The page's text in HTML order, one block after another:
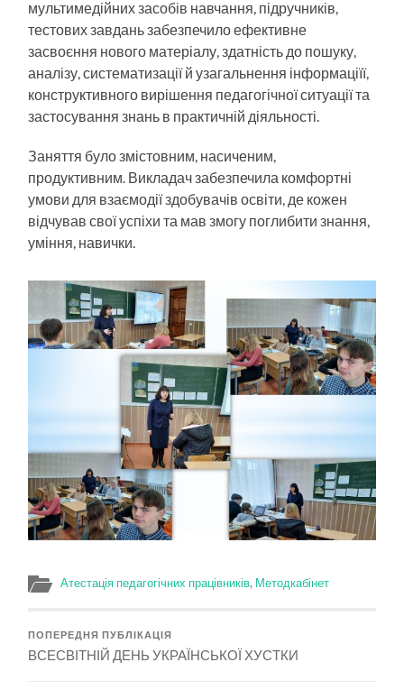
мультимедійних засобів навчання, підручників,
тестових завдань забезпечило ефективне
засвоєння нового матеріалу, здатність до пошуку,
аналізу, систематизації й узагальнення інформаціїї,
конструктивного вирішення педагогічної ситуації та
застосування знань в практичній діяльності.
Заняття було змістовним, насиченим,
продуктивним. Викладач забезпечила комфортні
умови для взаємодії здобувачів освіти, де кожен
відчував свої успіхи та мав змогу поглибити знання,
уміння, навички.
Атестація педагогічних працівників, Методкабінет
ПОПЕРЕДНЯ ПУБЛІКАЦІЯ
ВСЕСВІТНІЙ ДЕНЬ УКРАЇНСЬКОЇ ХУСТКИ